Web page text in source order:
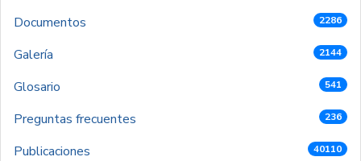
Documentos 2286
Galería 2144
Glosario 541
Preguntas frecuentes 236
Publicaciones 40110